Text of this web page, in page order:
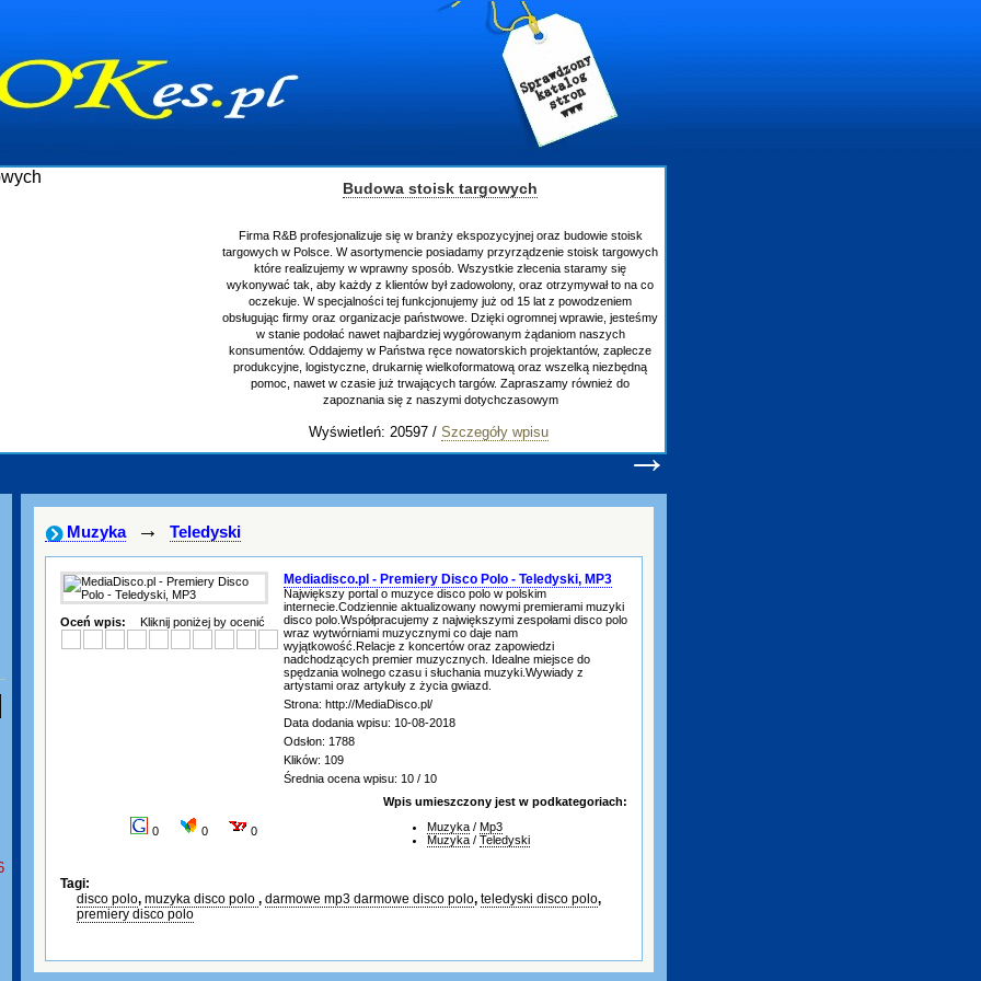
Budowa stoisk targowych
Firma R&B profesjonalizuje się w branży ekspozycyjnej oraz budowie stoisk
targowych w Polsce. W asortymencie posiadamy przyrządzenie stoisk targowych
które realizujemy w wprawny sposób. Wszystkie zlecenia staramy się
wykonywać tak, aby każdy z klientów był zadowolony, oraz otrzymywał to na co
oczekuje. W specjalności tej funkcjonujemy już od 15 lat z powodzeniem
obsługując firmy oraz organizacje państwowe. Dzięki ogromnej wprawie, jesteśmy
w stanie podołać nawet najbardziej wygórowanym żądaniom naszych
konsumentów. Oddajemy w Państwa ręce nowatorskich projektantów, zaplecze
produkcyjne, logistyczne, drukarnię wielkoformatową oraz wszelką niezbędną
pomoc, nawet w czasie już trwających targów. Zapraszamy również do
zapoznania się z naszymi dotychczasowym
Wyświetleń: 20597 / Szczegóły wpisu
→
Muzyka → Teledyski
Oceń wpis: Kliknij poniżej by ocenić
Mediadisco.pl - Premiery Disco Polo - Teledyski, MP3
Największy portal o muzyce disco polo w polskim
internecie.Codziennie aktualizowany nowymi premierami muzyki
disco polo.Współpracujemy z największymi zespołami disco polo
wraz wytwórniami muzycznymi co daje nam
wyjątkowość.Relacje z koncertów oraz zapowiedzi
nadchodzących premier muzycznych. Idealne miejsce do
spędzania wolnego czasu i słuchania muzyki.Wywiady z
artystami oraz artykuły z życia gwiazd.
Strona: http://MediaDisco.pl/
Data dodania wpisu: 10-08-2018
Odsłon: 1788
Klików: 109
Średnia ocena wpisu: 10 / 10
0 0 0
Wpis umieszczony jest w podkategoriach:
Muzyka / Mp3
Muzyka / Teledyski
Tagi:
disco polo, muzyka disco polo , darmowe mp3 darmowe disco polo, teledyski disco polo,
premiery disco polo